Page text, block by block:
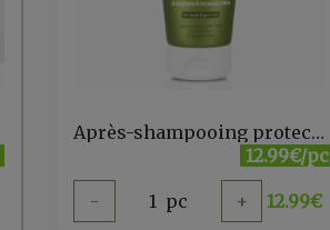
Après-shampooing protecteur 150ml Naturtint
12.99€/pc
- 1 pc + 12.99€